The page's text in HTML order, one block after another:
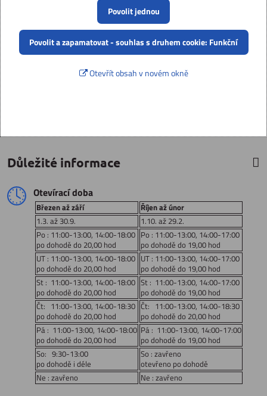
Povolit jednou
Povolit a zapamatovat - souhlas s druhem cookie: Funkční
Otevřít obsah v novém okně
Důležité informace
Otevírací doba
Březen až září
Říjen až únor
1.3. až 30.9.
1.10. až 29.2.
Po : 11:00-13:00, 14:00-18:00
po dohodě do 20,00 hod
Po : 11:00-13:00, 14:00-17:00
po dohodě do 19,00 hod
UT : 11:00-13:00, 14:00-18:00
po dohodě do 20,00 hod
UT : 11:00-13:00, 14:00-17:00
po dohodě do 19,00 hod
St : 11:00-13:00, 14:00-18:00
po dohodě do 20,00 hod
St : 11:00-13:00, 14:00-17:00
po dohodě do 19,00 hod
Čt: 11:00-13:00, 14:00-18:30
po dohodě do 20,00 hod
Čt: 11:00-13:00, 14:00-18:30
po dohodě do 20,00 hod
Pá : 11:00-13:00, 14:00-18:00
po dohodě do 20,00 hod
Pá : 11:00-13:00, 14:00-17:00
po dohodě do 19,00 hod
So: 9:30-13:00
po dohodě i déle
So : zavřeno
otevřeno po dohodě
Ne : zavřeno
Ne : zavřeno